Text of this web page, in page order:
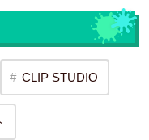
CLIP STUDIO